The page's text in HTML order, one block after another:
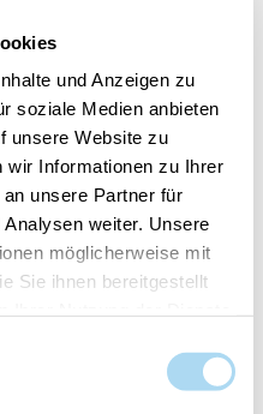
und Anzeigen zu
soziale Medien anbieten
unsere Website zu
wir Informationen zu Ihrer
unsere Partner für
weiter. Unsere
möglicherweise mit
Sie ihnen bereitgestellt
Verbindung mit der
und Limette
belebenden und
die mediterrane
Know-how, das
Qualität vereint.